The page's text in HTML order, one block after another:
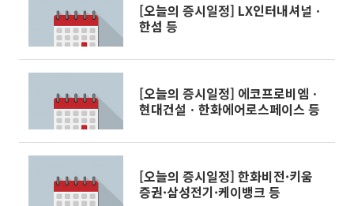
[오늘의 증시일정] LX인터내셔널ㆍ
한섬 등
[오늘의 증시일정] 에코프로비엠ㆍ
현대건설ㆍ한화에어로스페이스 등
[오늘의 증시일정] 한화비전·키움
증권·삼성전기·케이뱅크 등